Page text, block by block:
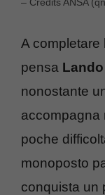
A completare
pensa
nonostante
accompagna
poche
monoposto
conquista un